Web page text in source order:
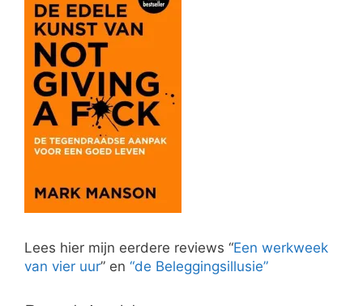
Lees hier mijn eerdere reviews “Een werkweek
van vier uur” en “de Beleggingsillusie”